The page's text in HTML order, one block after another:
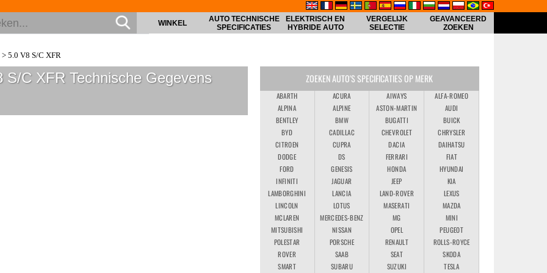
WINKEL
AUTO TECHNISCHE
SPECIFICATIES
ELEKTRISCH EN
HYBRIDE AUTO
VERGELIJK
SELECTIE
GEAVANCEERD
ZOEKEN
> 5.0 V8 S/C XFR
S/C XFR Technische Gegevens ZOEKEN AUTO'S SPECIFICATIES OP MERK
ABARTH ACURA AIWAYS
ALFA-ROMEO
ALPINA
ALPINE ASTON-MARTIN
AUDI
BENTLEY
BMW BUGATTI
BUICK
BYD
CADILLAC CHEVROLET
CHRYSLER
CITROEN
CUPRA DACIA
DAIHATSU
DODGE
DS FERRARI
FIAT
FORD
GENESIS HONDA
HYUNDAI
INFINITI
JAGUAR JEEP
KIA
LAMBORGHINI
LANCIA LAND-ROVER
LEXUS
LINCOLN
LOTUS MASERATI
MAZDA
MCLAREN
MERCEDES-BENZ MG
MINI
MITSUBISHI
NISSAN OPEL
PEUGEOT
POLESTAR
PORSCHE RENAULT
ROLLS-ROYCE
ROVER
SAAB SEAT
SKODA
SMART
SUBARU SUZUKI
TESLA